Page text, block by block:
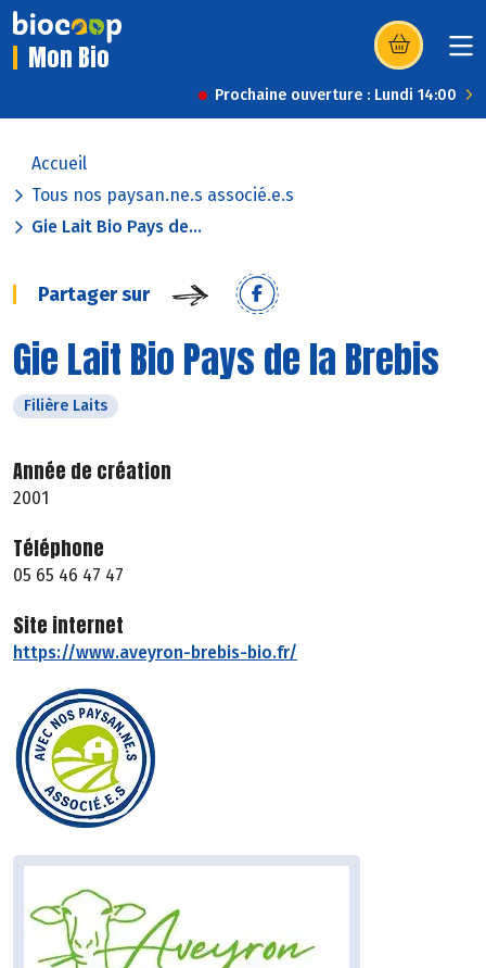
Mon Bio (s’ouvre dans
Prochaine ouverture : Lundi 14:00
Accueil
Tous nos paysan.ne.s associé.e.s
Gie Lait Bio Pays de...
Partager sur
Gie Lait Bio Pays de la Brebis
Filière Laits
Année de création
2001
Téléphone
05 65 46 47 47
Site internet
https://www.aveyron-brebis-bio.fr/